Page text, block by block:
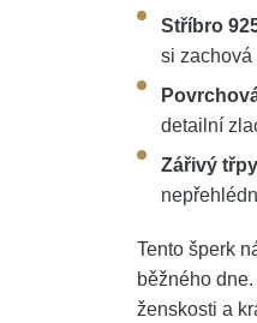
Stříbro
si zachová
detailní
Zářivý
Tento šperk
běžného
ženskosti a